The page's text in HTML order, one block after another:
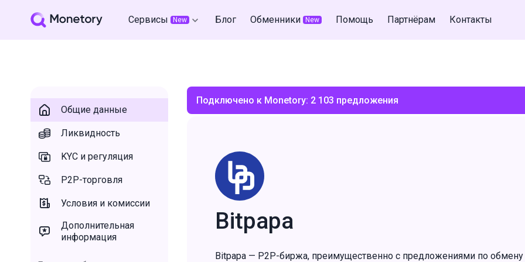
Сервисы New Блог Обменники New Помощь Партнёрам Контакты
Общие данные
Ликвидность
KYC и регуляция
P2P-торговля
Условия и комиссии
Дополнительная
информация
Подключено к Monetory: 2 103 предложения
Bitpapa
Bitpapa — P2P-биржа, преимущественно с предложениями по обмену